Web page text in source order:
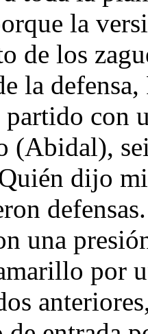
la
de los
la
con
(Abidal),
dijo
una
por